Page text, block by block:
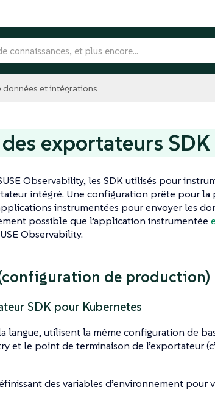
et intégrations
exportateurs SDK
Observability, les SDK utilisés pour
intégré. Une configuration prête pour la
instrumentées pour envoyer les
possible que l’application instrumentée
Observability.
de production)
SDK pour Kubernetes
langue, utilisent la même configuration de
et le point de terminaison de l’exportateur
des variables d’environnement pour